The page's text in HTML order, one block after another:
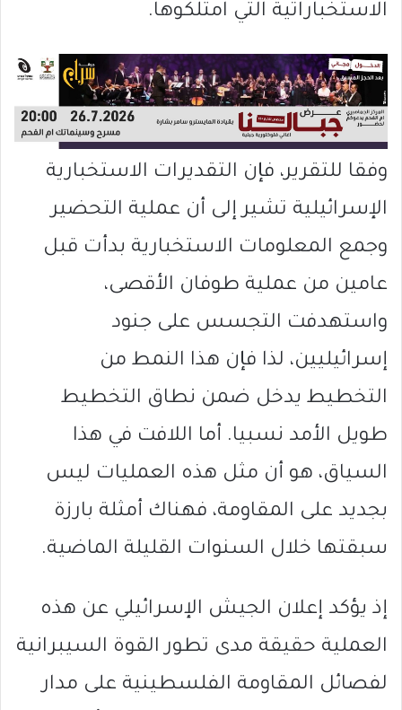
الاستخباراتية التي امتلكوها.
وفقا للتقرير، فإن التقديرات الاستخبارية
الإسرائيلية تشير إلى أن عملية التحضير
وجمع المعلومات الاستخبارية بدأت قبل
عامين من عملية طوفان الأقصى،
واستهدفت التجسس على جنود
إسرائيليين، لذا فإن هذا النمط من
التخطيط يدخل ضمن نطاق التخطيط
طويل الأمد نسبيا. أما اللافت في هذا
السياق، هو أن مثل هذه العمليات ليس
بجديد على المقاومة، فهناك أمثلة بارزة
سبقتها خلال السنوات القليلة الماضية.
إذ يؤكد إعلان الجيش الإسرائيلي عن هذه
العملية حقيقة مدى تطور القوة السيبرانية
لفصائل المقاومة الفلسطينية على مدار